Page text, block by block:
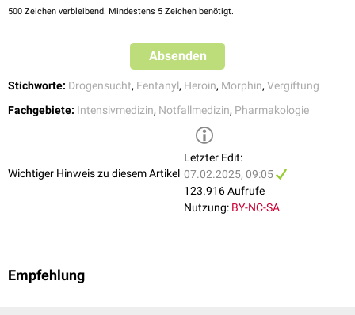
500 Zeichen verbleibend. Mindestens 5 Zeichen benötigt.
Absenden
Stichworte: Drogensucht, Fentanyl, Heroin, Morphin, Vergiftung
Fachgebiete: Intensivmedizin, Notfallmedizin, Pharmakologie
Wichtiger Hinweis zu diesem Artikel
Letzter Edit:
07.02.2025, 09:05
123.916 Aufrufe
Nutzung: BY-NC-SA
Empfehlung